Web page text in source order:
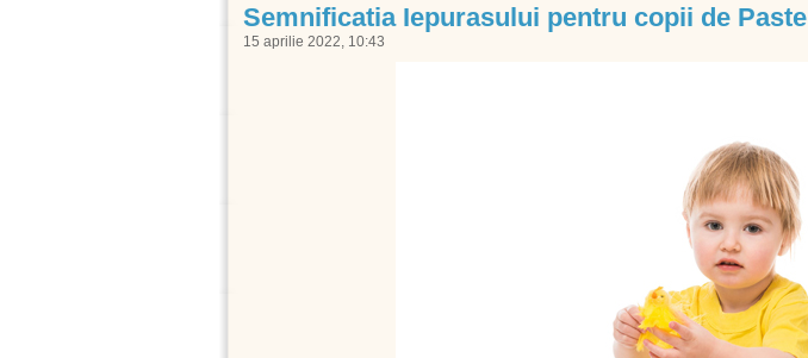
Semnificatia Iepurasului pentru copii de Paste
15 aprilie 2022, 10:43